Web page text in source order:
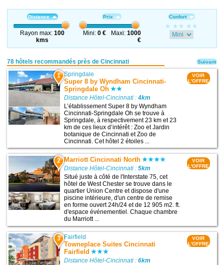
Distance
Rayon max:100
kms
Prix
Mini: 0 € Maxi:1000
€
Confort
78 hôtels recommandés près de Cincinnati
1 Springdale
Super 8 by Wyndham Cincinnati-
Springdale Oh
Distance Hôtel-Cincinnati :4km
L’établissement Super 8 by Wyndham
Cincinnati-Springdale Oh se trouve à
Springdale, à respectivement 23 km et 23
km de ces lieux d’intérêt : Zoo et Jardin
botanique de Cincinnati et Zoo de
Cincinnati. Cet hôtel 2 étoiles ...
VOIR
L'OFFRE
2 Marriott Cincinnati North
Distance Hôtel-Cincinnati :5km
Situé juste à côté de l'Interstate 75, cet
hôtel de West Chester se trouve dans le
quartier Union Centre et dispose d'une
piscine intérieure, d'un centre de remise
en forme ouvert 24h/24 et de 12 905 m2. ft.
d'espace événementiel. Chaque chambre
du Marriott ...
VOIR
L'OFFRE
3 Fairfield
Towneplace Suites Cincinnati
Fairfield
Distance Hôtel-Cincinnati :6km
VOIR
L'OFFRE
Suivant